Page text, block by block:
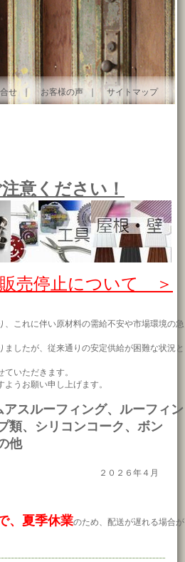
せ お客様の声 ｜ サイトマップ
意ください！
売停止について ＞
これに伴い原材料の需給不安や市場環境の急
したが、従来通りの安定供給が困難な状況と
いただきます。
うお願い申し上げます。
スルーフィング、ルーフィン
類、シリコンコーク、ボン
他
２０２６年４月
、夏季休業のため、配送が遅れる場合が